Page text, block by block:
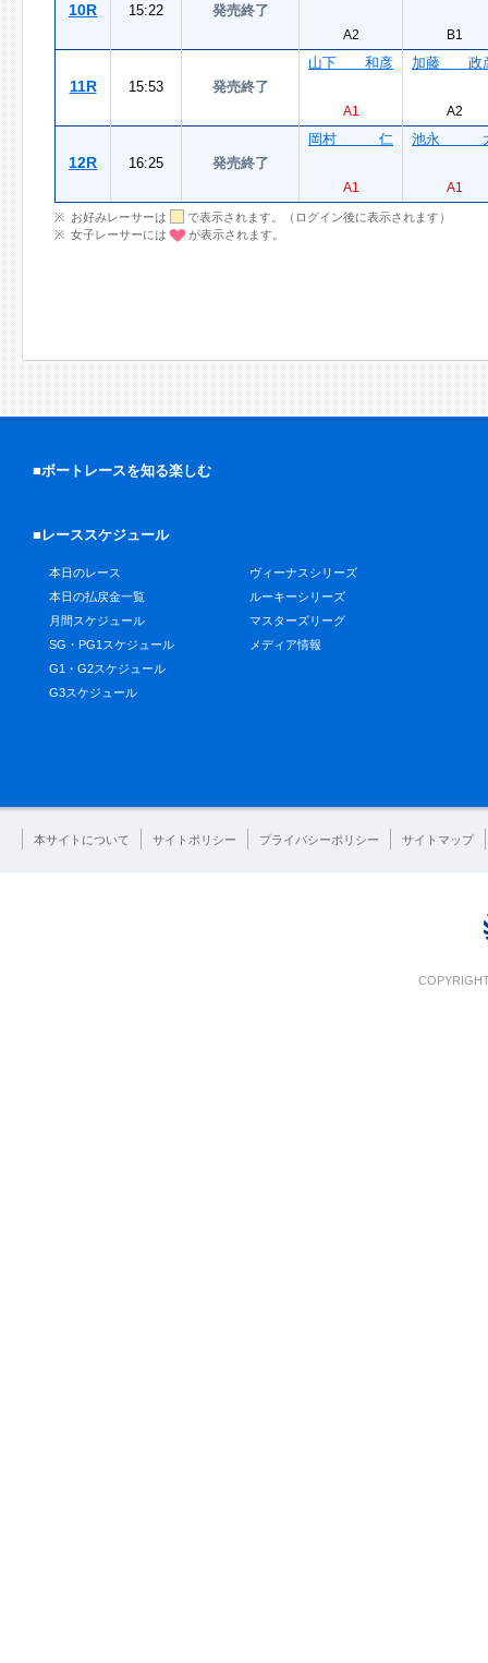
10R 15:22 発売終了
A2 B1
11R 15:53 発売終了
山下 和彦
A1
加藤 政
A2
12R 16:25 発売終了
岡村 仁
A1
池永
A1
お好みレーサーは
で表示されます。（ログイン後に表示されます）
女子レーサーには
が表示されます。
■ボートレースを知る楽しむ
■レーススケジュール
本日のレース
本日の払戻金一覧
月間スケジュール
SG・PG1スケジュール
G1・G2スケジュール
G3スケジュール
ヴィーナスシリーズ
ルーキーシリーズ
マスターズリーグ
メディア情報
本サイトについて サイトポリシー プライバシーポリシー サイトマップ